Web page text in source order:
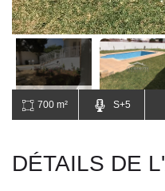
700 m² S+5
DÉTAILS DE